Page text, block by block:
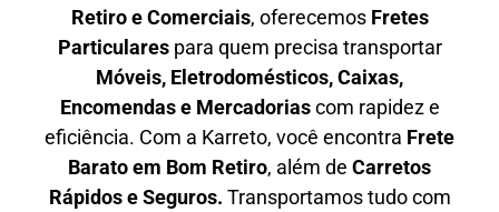
Retiro e Comerciais, oferecemos Fretes
Particularespara quem precisa transportar
Móveis, Eletrodomésticos, Caixas,
Encomendas e Mercadoriascom rapidez e
eficiência. Com a Karreto, você encontra Frete
Barato em Bom Retiro, além de Carretos
Rápidos e Seguros. Transportamos tudo com